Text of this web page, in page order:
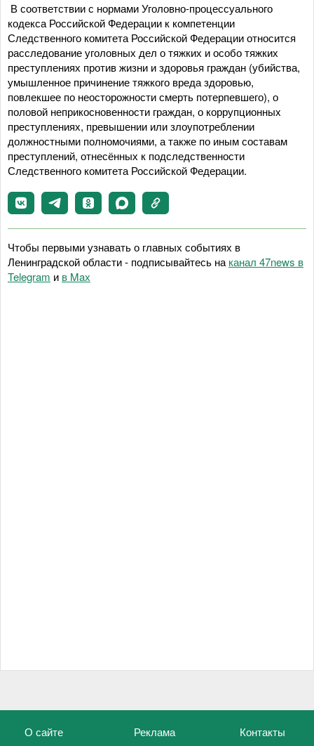
В соответствии с нормами Уголовно-процессуального
кодекса Российской Федерации к компетенции
Следственного комитета Российской Федерации относится
расследование уголовных дел о тяжких и особо тяжких
преступлениях против жизни и здоровья граждан (убийства,
умышленное причинение тяжкого вреда здоровью,
повлекшее по неосторожности смерть потерпевшего), о
половой неприкосновенности граждан, о коррупционных
преступлениях, превышении или злоупотреблении
должностными полномочиями, а также по иным составам
преступлений, отнесённых к подследственности
Следственного комитета Российской Федерации.
Чтобы первыми узнавать о главных событиях в
Ленинградской области - подписывайтесь на канал 47news в
Telegram и в Maх
О сайте Реклама Контакты